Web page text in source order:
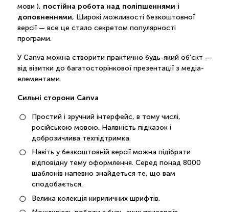
мови ), постійна робота над поліпшеннями і
доповненнями, Широкі можливості безкоштовної
версії — все це стало секретом популярності
програми.
У Canva можна створити практично будь-який об'єкт —
від візитки до багатосторінкової презентації з медіа-
елементами.
Сильні сторони Canva
Простий і зручний інтерфейс, в тому числі,
російською мовою. Наявність підказок і
доброзичлива техпідтримка.
Навіть у безкоштовній версії можна підібрати
відповідну тему оформлення. Серед понад 8000
шаблонів напевно знайдеться те, що вам
сподобається.
Велика колекція кириличних шрифтів.